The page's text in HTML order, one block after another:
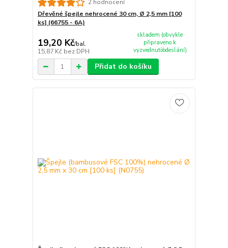
2 hodnocení
Dřevěné špejle nehrocené 30 cm, Ø 2,5 mm [100
ks] (66755 - 6A)
19,20 Kč/bal.
15,87 Kč bez DPH
skladem (obvykle
připraveno k
vyzvednutí/odeslání)
Přidat do košíku